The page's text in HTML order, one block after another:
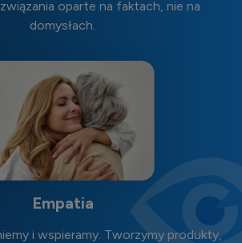
oparte na faktach, nie na
domysłach.
Empatia
i wspieramy. Tworzymy produkty,